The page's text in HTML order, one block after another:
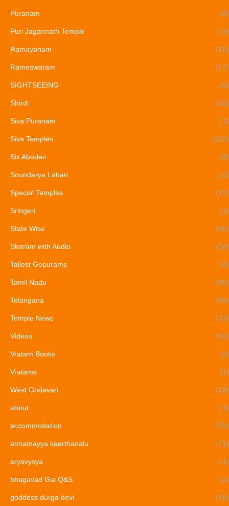
Puranam (9)
Puri Jagannath Temple (3)
Ramayanam (10)
Rameswaram (17)
SIGHTSEEING (6)
Shirdi (10)
Siva Puranam (1)
Siva Temples (102)
Six Abodes (8)
Soundarya Lahari (2)
Special Temples (17)
Sringeri (1)
State Wise (36)
Stotram with Audio (24)
Tallest Gopurams (6)
Tamil Nadu (96)
Telangana (49)
Temple News (33)
Videos (54)
Vratam Books (2)
Vratams (1)
West Godavari (18)
about (1)
accommodation (59)
annamayya keerthanalu (71)
aryavysya (1)
bhagavad Gia Q&S (2)
goddess durga devi (18)